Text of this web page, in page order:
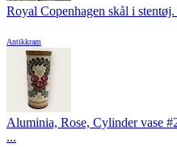
Royal Copenhagen skål i
Antikkram
Aluminia, Rose, Cylinder vase
...